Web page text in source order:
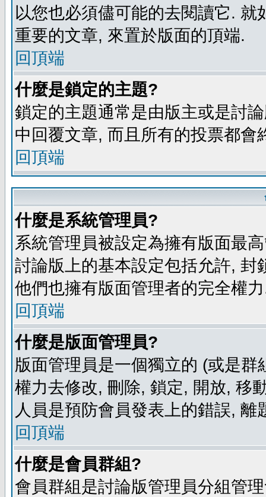
以您也必須儘可能的去閱讀它.
重要的文章, 來置於版面的頂端.
回頂端
什麼是鎖定的主題?
鎖定的主題通常是由版主或是討
中回覆文章, 而且所有的投票都
回頂端
什麼是系統管理員?
系統管理員被設定為擁有版面最
討論版上的基本設定包括允許,
他們也擁有版面管理者的完全權
回頂端
什麼是版面管理員?
版面管理員是一個獨立的 (或是
權力去修改, 刪除, 鎖定, 開放, 移
人員是預防會員發表上的錯誤, 離
回頂端
什麼是會員群組?
會員群組是討論版管理員分組管